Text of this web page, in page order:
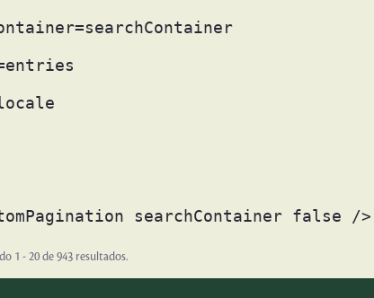
searchContainer false />
1 - 20 de 943 resultados.